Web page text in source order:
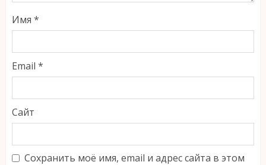
Имя *
Email *
Сайт
Сохранить моё имя, email и адрес сайта в этом